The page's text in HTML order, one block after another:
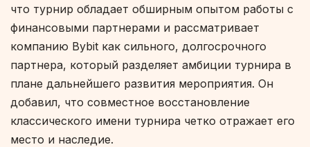
что турнир обладает обширным опытом работы с
финансовыми партнерами и рассматривает
компанию Bybit как сильного, долгосрочного
партнера, который разделяет амбиции турнира в
плане дальнейшего развития мероприятия. Он
добавил, что совместное восстановление
классического имени турнира четко отражает его
место и наследие.